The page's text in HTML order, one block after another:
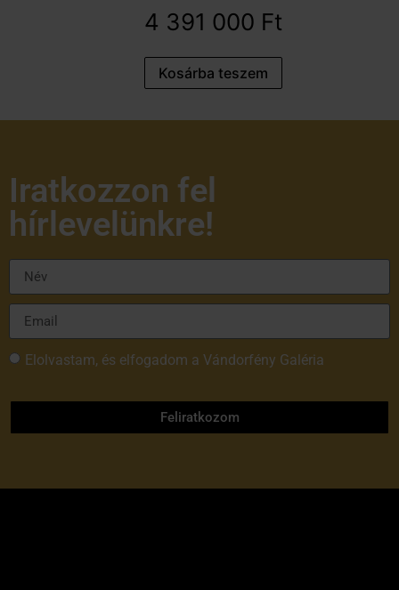
4 391 000 Ft
Kosárba teszem
Iratkozzon fel
hírlevelünkre!
Elolvastam, és elfogadom a Vándorfény Galéria
Feliratkozom